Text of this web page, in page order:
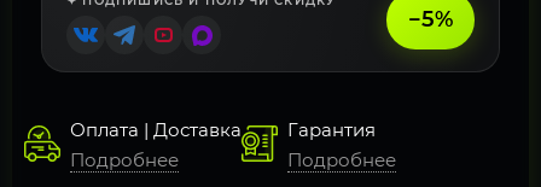
−5%
Оплата | Доставка
Подробнее
Гарантия
Подробнее